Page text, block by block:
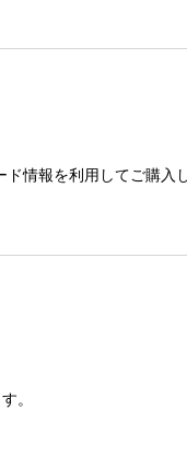
情報を利用してご購入
。